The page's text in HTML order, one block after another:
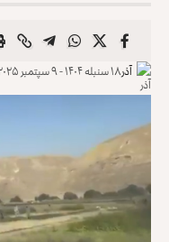
آذر۱۸ سنبله ۱۴۰۴ - ۹ سپتمبر ۲۰۲۵